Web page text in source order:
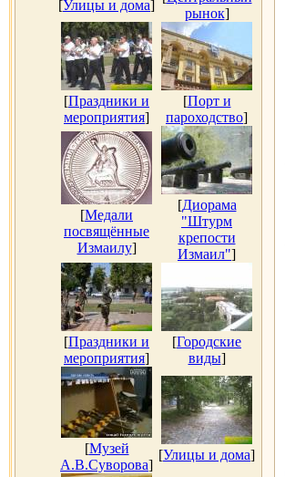
[Улицы и дома]
рынок]
[Праздники и
мероприятия]
[Порт и
пароходство]
[Медали
посвящённые
Измаилу]
[Диорама
"Штурм
крепости
Измаил"]
[Праздники и
мероприятия]
[Городские
виды]
[Музей
А.В.Суворова]
[Улицы и дома]